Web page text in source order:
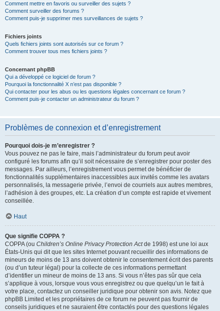
Comment mettre en favoris ou surveiller des sujets ?
Comment surveiller des forums ?
Comment puis-je supprimer mes surveillances de sujets ?
Fichiers joints
Quels fichiers joints sont autorisés sur ce forum ?
Comment trouver tous mes fichiers joints ?
Concernant phpBB
Qui a développé ce logiciel de forum ?
Pourquoi la fonctionnalité X n’est pas disponible ?
Qui contacter pour les abus ou les questions légales concernant ce forum ?
Comment puis-je contacter un administrateur du forum ?
Problèmes de connexion et d’enregistrement
Pourquoi dois-je m’enregistrer ?
Vous pouvez ne pas le faire, mais l’administrateur du forum peut avoir
configuré les forums afin qu’il soit nécessaire de s’enregistrer pour poster des
messages. Par ailleurs, l’enregistrement vous permet de bénéficier de
fonctionnalités supplémentaires inaccessibles aux invités comme les avatars
personnalisés, la messagerie privée, l’envoi de courriels aux autres membres,
l’adhésion à des groupes, etc. La création d’un compte est rapide et vivement
conseillée.
Haut
Que signifie COPPA ?
COPPA (ou Children’s Online Privacy Protection Actde 1998) est une loi aux
États-Unis qui dit que les sites Internet pouvant recueillir des informations de
mineurs de moins de 13 ans doivent obtenir le consentement écrit des parents
(ou d’un tuteur légal) pour la collecte de ces informations permettant
d’identifier un mineur de moins de 13 ans. Si vous n’êtes pas sûr que cela
s’applique à vous, lorsque vous vous enregistrez ou que quelqu’un le fait à
votre place, contactez un conseiller juridique pour obtenir son avis. Notez que
phpBB Limited et les propriétaires de ce forum ne peuvent pas fournir de
conseils juridiques et ne sauraient être contactés pour des questions légales